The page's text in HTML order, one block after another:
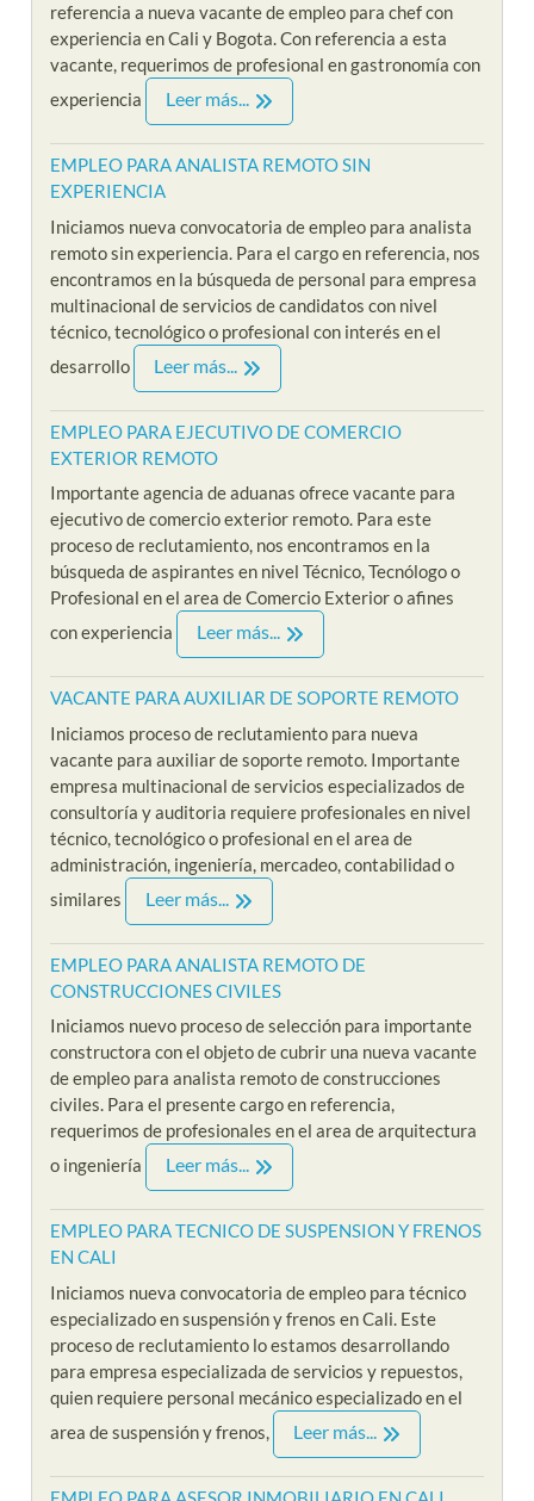
referencia a nueva vacante de empleo para chef con
experiencia en Cali y Bogota. Con referencia a esta
vacante, requerimos de profesional en gastronomía con
experiencia
Leer más...
EMPLEO PARA ANALISTA REMOTO SIN
EXPERIENCIA
Iniciamos nueva convocatoria de empleo para analista
remoto sin experiencia. Para el cargo en referencia, nos
encontramos en la búsqueda de personal para empresa
multinacional de servicios de candidatos con nivel
técnico, tecnológico o profesional con interés en el
desarrollo
Leer más...
EMPLEO PARA EJECUTIVO DE COMERCIO
EXTERIOR REMOTO
Importante agencia de aduanas ofrece vacante para
ejecutivo de comercio exterior remoto. Para este
proceso de reclutamiento, nos encontramos en la
búsqueda de aspirantes en nivel Técnico, Tecnólogo o
Profesional en el area de Comercio Exterior o afines
con experiencia
Leer más...
VACANTE PARA AUXILIAR DE SOPORTE REMOTO
Iniciamos proceso de reclutamiento para nueva
vacante para auxiliar de soporte remoto. Importante
empresa multinacional de servicios especializados de
consultoría y auditoria requiere profesionales en nivel
técnico, tecnológico o profesional en el area de
administración, ingeniería, mercadeo, contabilidad o
similares
Leer más...
EMPLEO PARA ANALISTA REMOTO DE
CONSTRUCCIONES CIVILES
Iniciamos nuevo proceso de selección para importante
constructora con el objeto de cubrir una nueva vacante
de empleo para analista remoto de construcciones
civiles. Para el presente cargo en referencia,
requerimos de profesionales en el area de arquitectura
o ingeniería
Leer más...
EMPLEO PARA TECNICO DE SUSPENSION Y FRENOS
EN CALI
Iniciamos nueva convocatoria de empleo para técnico
especializado en suspensión y frenos en Cali. Este
proceso de reclutamiento lo estamos desarrollando
para empresa especializada de servicios y repuestos,
quien requiere personal mecánico especializado en el
area de suspensión y frenos,
Leer más...